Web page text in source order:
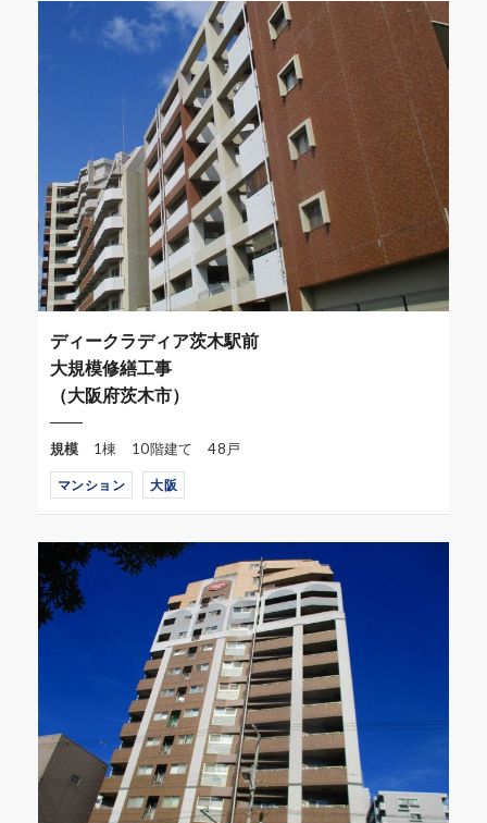
ディークラディア茨木駅前
大規模修繕工事
（大阪府茨木市）
規模 1棟 10階建て 48戸
マンション 大阪